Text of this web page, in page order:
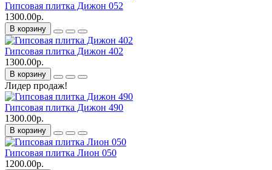
Гипсовая плитка Дижон 052
1300.00р.
В корзину
Гипсовая плитка Дижон 402
1300.00р.
В корзину
Лидер продаж!
Гипсовая плитка Дижон 490
1300.00р.
В корзину
Гипсовая плитка Лион 050
1200.00р.